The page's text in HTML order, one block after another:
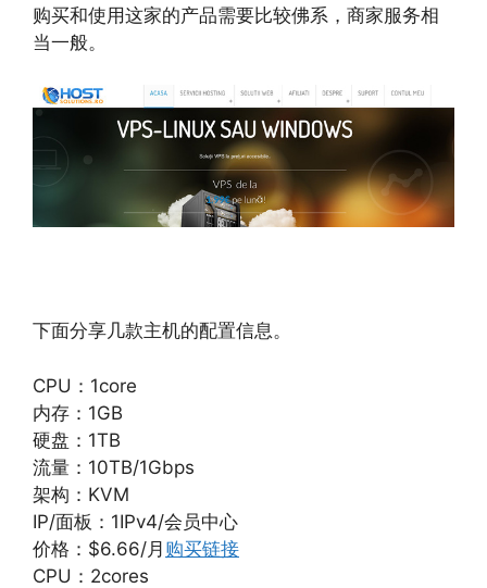
购买和使用这家的产品需要比较佛系，商家服务相
当一般。
下面分享几款主机的配置信息。
CPU：1core
内存：1GB
硬盘：1TB
流量：10TB/1Gbps
架构：KVM
IP/面板：1IPv4/会员中心
价格：$6.66/月 购买链接
CPU：2cores